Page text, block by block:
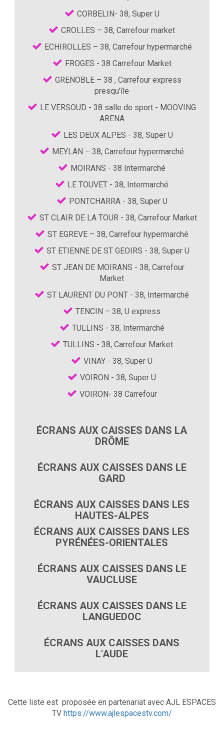
CORBELIN- 38, Super U
CROLLES – 38, Carrefour market
ECHIROLLES – 38, Carrefour hypermarché
FROGES - 38 Carrefour Market
GRENOBLE – 38 , Carrefour express
presqu’île
LE VERSOUD - 38 salle de sport - MOOVING
ARENA
LES DEUX ALPES - 38, Super U
MEYLAN – 38, Carrefour hypermarché
MOIRANS - 38 Intermarché
LE TOUVET - 38, Intermarché
PONTCHARRA - 38, Super U
ST CLAIR DE LA TOUR - 38, Carrefour Market
ST EGREVE – 38, Carrefour hypermarché
ST ETIENNE DE ST GEOIRS - 38, Super U
ST JEAN DE MOIRANS - 38, Carrefour
Market
ST LAURENT DU PONT - 38, Intermarché
TENCIN – 38, U express
TULLINS - 38, Intermarché
TULLINS - 38, Carrefour Market
VINAY - 38, Super U
VOIRON - 38, Super U
VOIRON- 38 Carrefour
ÉCRANS AUX CAISSES DANS LA
DRÔME
ÉCRANS AUX CAISSES DANS LE
GARD
ÉCRANS AUX CAISSES DANS LES
HAUTES-ALPES
ÉCRANS AUX CAISSES DANS LES
PYRÉNÉES-ORIENTALES
ÉCRANS AUX CAISSES DANS LE
VAUCLUSE
ÉCRANS AUX CAISSES DANS LE
LANGUEDOC
ÉCRANS AUX CAISSES DANS
L'AUDE
Cette liste est proposée en partenariat avec AJL ESPACES
TV https://www.ajlespacestv.com/